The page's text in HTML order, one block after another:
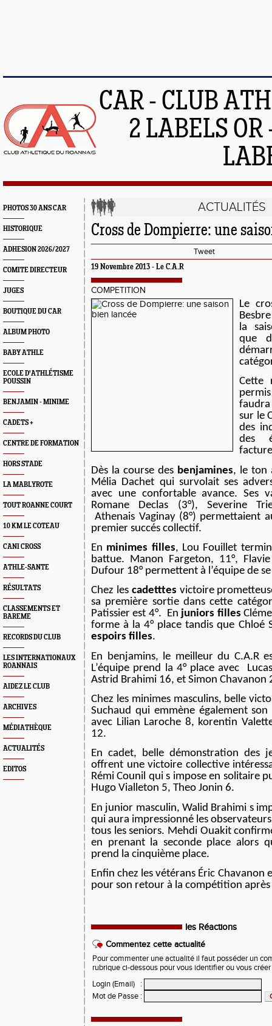
CAR - CLUB
2 LABELS
PHOTOS 30 ANS CAR
HISTORIQUE
ADHESION 2026/2027
COMITE DIRECTEUR
JUGES
BOUTIQUE DU CAR
ALBUM PHOTO
BABY ATHLE
ECOLE D'ATHLÉTISME
POUSSIN
BENJAMIN - MINIME
CADETS +
CENTRE DE FORMATION
HORS STADE
LA MABLYROTE
TOUT ROANNE COURT
10 KM LE COTEAU
CANI CROSS
ATHLE-SANTE
RÉSULTATS
CLASSEMENTS ET
BAREME
RECORDS DU CLUB
LES INTERNATIONAUX
ROANNAIS
AIDEZ LE CLUB
ARCHIVES
MÉDIATHÈQUE
ACTUALITÉS
EDITOS
ACTUALITÉS
Cross de Dompierre: une
Tweet
19 Novembre 2013 - Le C.A.R
COMPETITION
Le
la
que
Cette
sur le
des
des
Dès la course des benjamines, le ton
Mélia Dachet qui survolait ses
avec une confortable avance. Ses
Romane Declas (3°), Severine
Athenais Vaginay (8°) permettaient
premier succés collectif.
En minimes filles, Lou Fouillet
battue. Manon Fargeton, 11°,
Dufour 18° permettent à l’équipe de
Chez les cadetttes victoire
sa première sortie dans cette
Patissier est 4°. En juniors filles
forme à la 4° place tandis que Chloé
espoirs filles.
En benjamins, le meilleur du C.A.R
L’équipe prend la 4° place avec
Astrid Brahimi 16, et Simon Chavanon
Chez les minimes masculins, belle
Suchaud qui emmène également
avec Lilian Laroche 8, korentin
12.
En cadet, belle démonstration des
offrent une victoire collective
Rémi Counil qui s impose en solitaire
Hugo Vialleton 5, Theo Jonin 6.
En junior masculin, Walid Brahimi s
qui aura impressionné les
tous les seniors. Mehdi Ouakit
en prenant la seconde place alors
prend la cinquième place.
Enfin chez les vétérans Éric Chavanon
pour son retour à la compétition
les Réactions
Commentez cette actualité
Pour commenter une actualité il faut posséder un
rubrique ci-dessous pour vous identifier ou vous
Login (Email)
:
Mot de Passe :